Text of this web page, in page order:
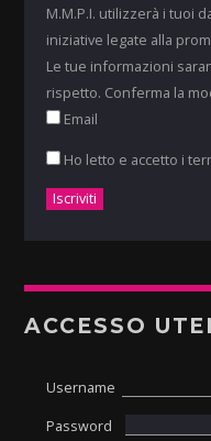
M.M.P.I. utilizzerà i tuoi
iniziative legate alla
Le tue informazioni
rispetto. Conferma la
Email
Ho letto e accetto i
ACCESSO
Username
Password